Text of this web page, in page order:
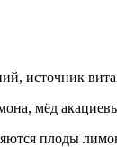
источник
мёд
плоды